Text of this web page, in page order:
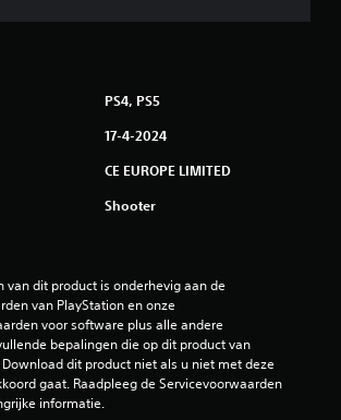
PS4, PS5
17-4-2024
CE EUROPE LIMITED
Shooter
van dit product is onderhevig aan de
van PlayStation en onze
voor software plus alle andere
bepalingen die op dit product van
dit product niet als u niet met deze
gaat. Raadpleeg de Servicevoorwaarden
informatie.